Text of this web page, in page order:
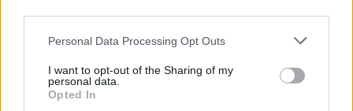
Personal Data Processing Opt Outs
I want to opt-out of the Sharing of my
personal data.
Opted In